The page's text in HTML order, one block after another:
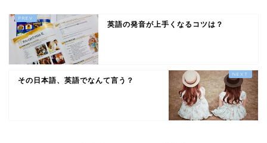
英語の発音が上手くなるコツは？
その日本語、英語でなんて言う？